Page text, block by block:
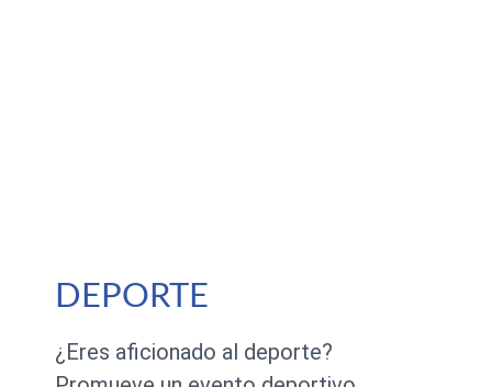
DEPORTE
¿Eres aficionado al deporte?